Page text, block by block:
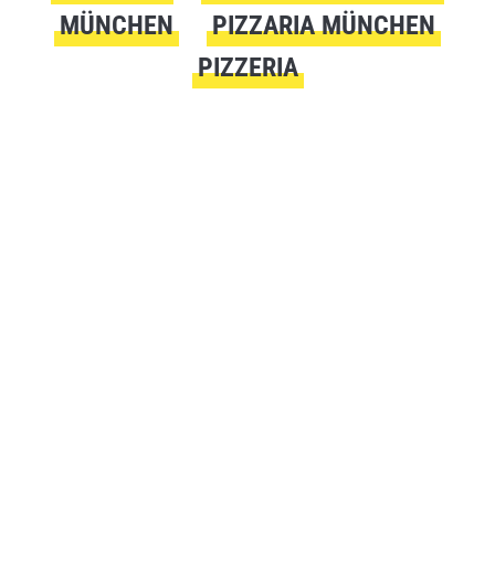
MÜNCHEN
PIZZARIA MÜNCHEN
PIZZERIA